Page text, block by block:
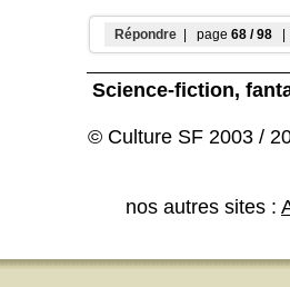
Répondre | page 68 / 98
Science-fiction,
© Culture SF 2003 /
nos autres sites :